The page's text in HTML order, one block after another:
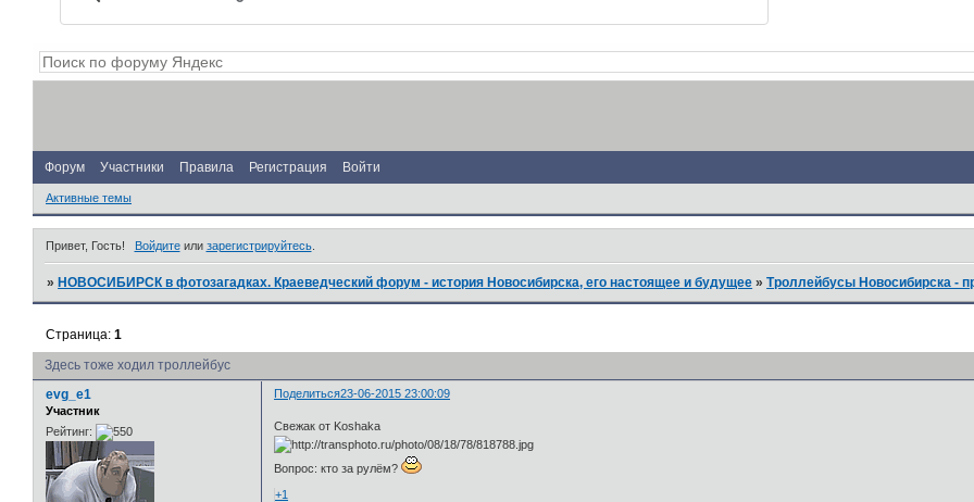
Форум Участники Правила Регистрация Войти
Активные темы
Привет, Гость! Войдитеили зарегистрируйтесь.
»НОВОСИБИРСК в фотозагадках. Краеведческий форум - история Новосибирска, его настоящее и будущее »Троллейбусы Новосибирска -
Здесь тоже ходил троллейбус
Страница:1
Поделиться23-06-2015 23:00:09
evg_e1
Участник
Рейтинг:
Свежак от Koshakа
Вопрос: кто за рулём?
+1